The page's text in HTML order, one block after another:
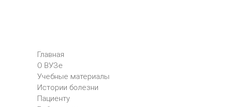
Главная
О ВУЗе
Учебные материалы
Истории болезни
Пациенту